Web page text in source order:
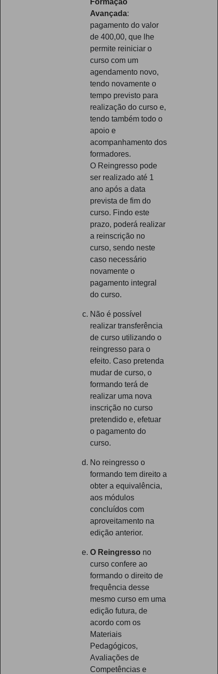
Formação
Avançada:
pagamento do valor
de 400,00, que lhe
permite reiniciar o
curso com um
agendamento novo,
tendo novamente o
tempo previsto para
realização do curso e,
tendo também todo o
apoio e
acompanhamento dos
formadores.
O Reingresso pode
ser realizado até 1
ano após a data
prevista de fim do
curso. Findo este
prazo, poderá realizar
a reinscrição no
curso, sendo neste
caso necessário
novamente o
pagamento integral
do curso.
Não é possível
realizar transferência
de curso utilizando o
reingresso para o
efeito. Caso pretenda
mudar de curso, o
formando terá de
realizar uma nova
inscrição no curso
pretendido e, efetuar
o pagamento do
curso.
No reingresso o
formando tem direito a
obter a equivalência,
aos módulos
concluídos com
aproveitamento na
edição anterior.
O Reingresso no
curso confere ao
formando o direito de
frequência desse
mesmo curso em uma
edição futura, de
acordo com os
Materiais
Pedagógicos,
Avaliações de
Competências e